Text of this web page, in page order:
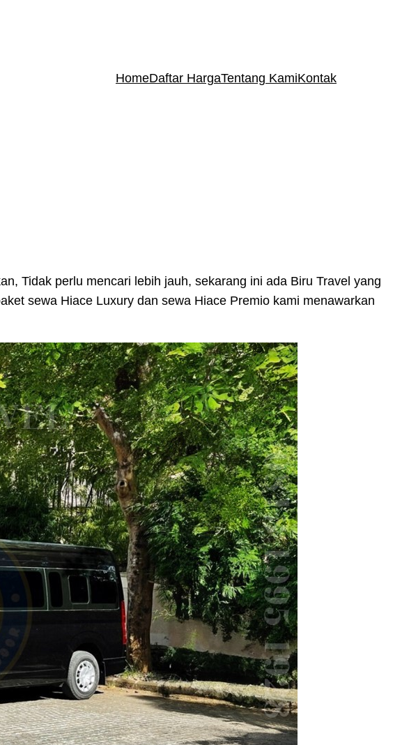
HomeDaftar HargaTentang KamiKontak
Tidak perlu mencari lebih jauh, sekarang ini ada Biru Travel yang
sewa Hiace Luxury dan sewa Hiace Premio kami menawarkan